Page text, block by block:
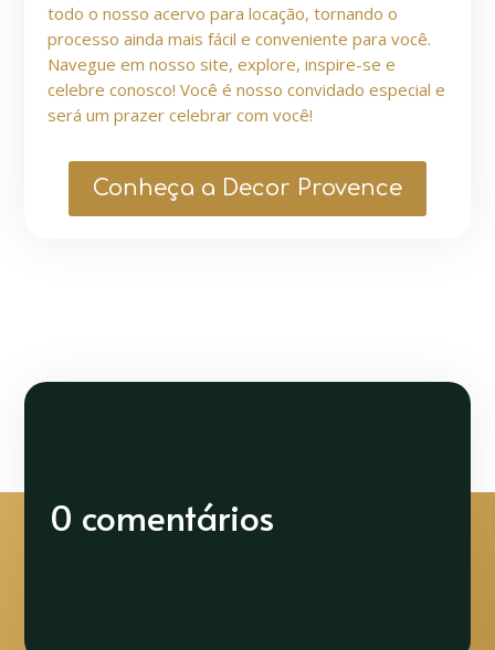
todo o nosso acervo para locação, tornando o
processo ainda mais fácil e conveniente para você.
Navegue em nosso site, explore, inspire-se e
celebre conosco! Você é nosso convidado especial e
será um prazer celebrar com você!
Conheça a Decor Provence
0 comentários